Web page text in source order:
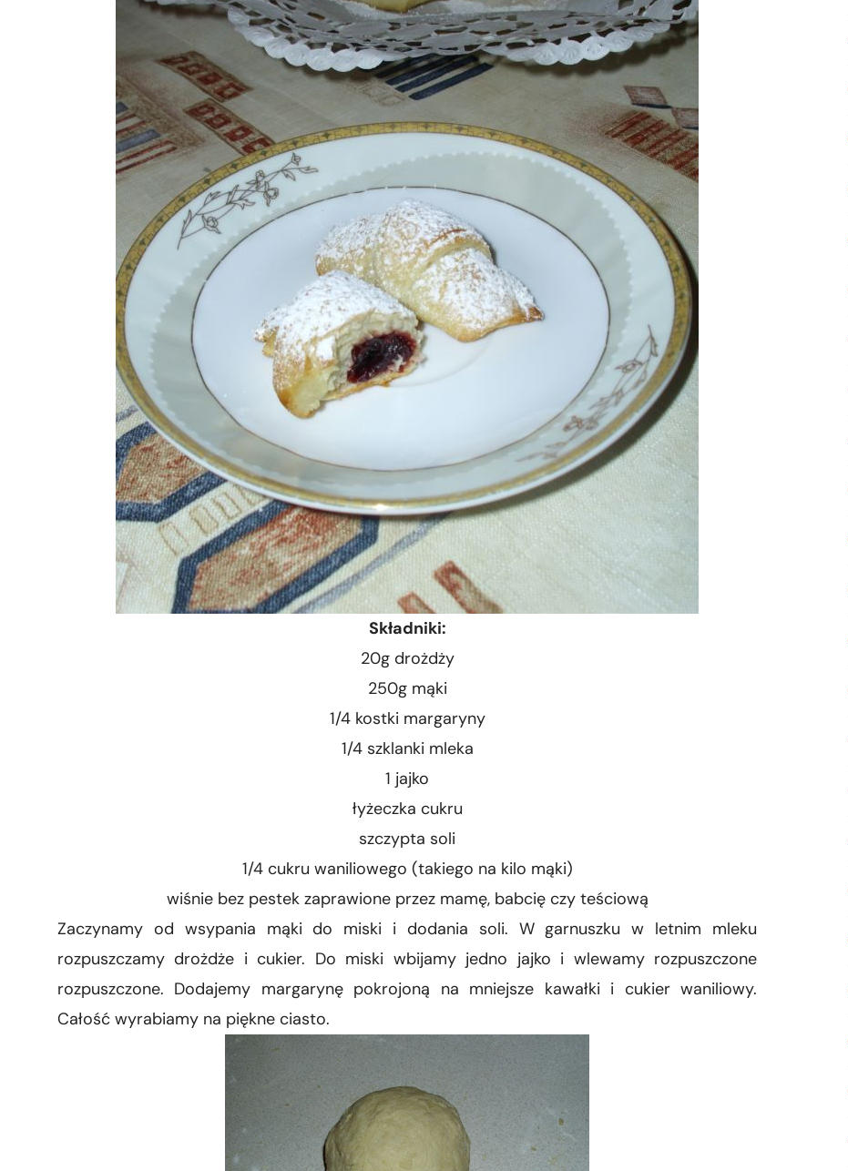
Składniki:
20g drożdży
250g mąki
1/4 kostki margaryny
1/4 szklanki mleka
1 jajko
łyżeczka cukru
szczypta soli
1/4 cukru waniliowego (takiego na kilo mąki)
wiśnie bez pestek zaprawione przez mamę, babcię czy teściową
Zaczynamy od wsypania mąki do miski i dodania soli. W garnuszku w letnim mleku
rozpuszczamy drożdże i cukier. Do miski wbijamy jedno jajko i wlewamy rozpuszczone
rozpuszczone. Dodajemy margarynę pokrojoną na mniejsze kawałki i cukier waniliowy.
Całość wyrabiamy na piękne ciasto.